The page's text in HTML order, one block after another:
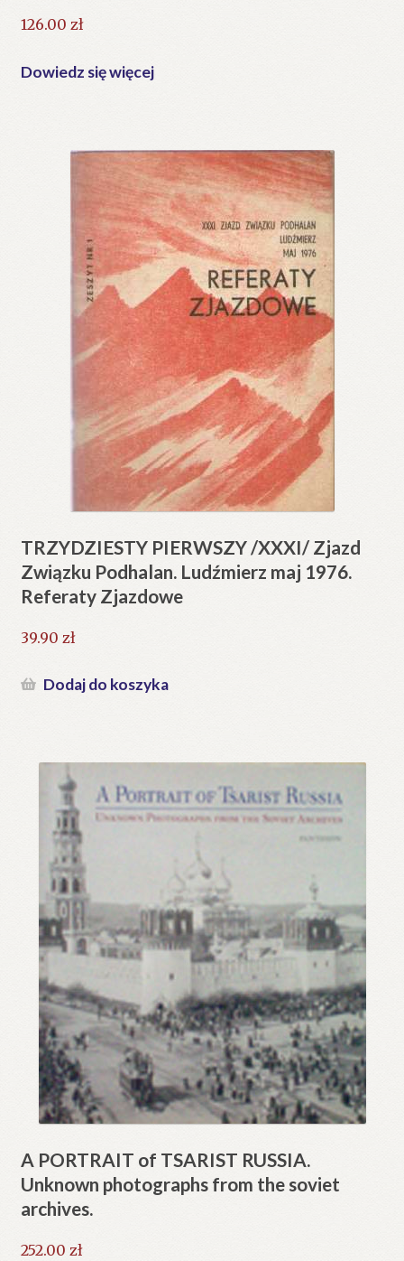
126.00 zł
Dowiedz się więcej
TRZYDZIESTY PIERWSZY /XXXI/ Zjazd
Związku Podhalan. Ludźmierz maj 1976.
Referaty Zjazdowe
39.90 zł
Dodaj do koszyka
A PORTRAIT of TSARIST RUSSIA.
Unknown photographs from the soviet
archives.
252.00 zł